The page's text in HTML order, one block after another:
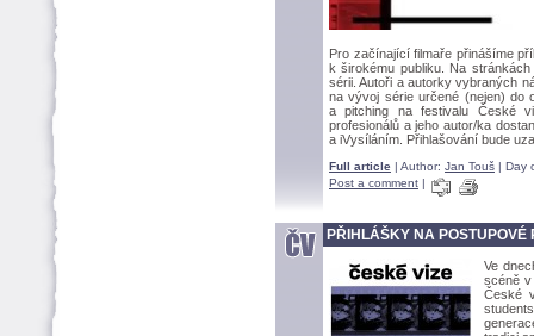
Pro začínající filmaře přinášíme
k širokému publiku. Na
sérii. Autoři a autorky vybraných
na vývoj série určené (nejen) do
a pitching na festivalu České
profesionálů a jeho autor/ka
a iVysíláním. Přihlašování bude
Full article | Author: Jan Tou | Day
Post a comment |
PŘIHLÁŠKY NA
Ve
scéně v
České